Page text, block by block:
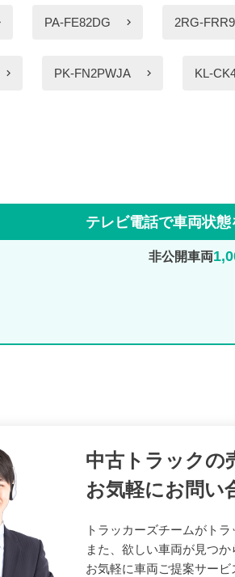
PA-FE82DG 2RG-
PK-FN2PWJA KL-
テレビ電話で車両状態
非公開車両
中古トラックの
お気軽にお問い
トラッカーズチームがト
また、欲しい車両が見つか
お気軽に車両ご提案サー